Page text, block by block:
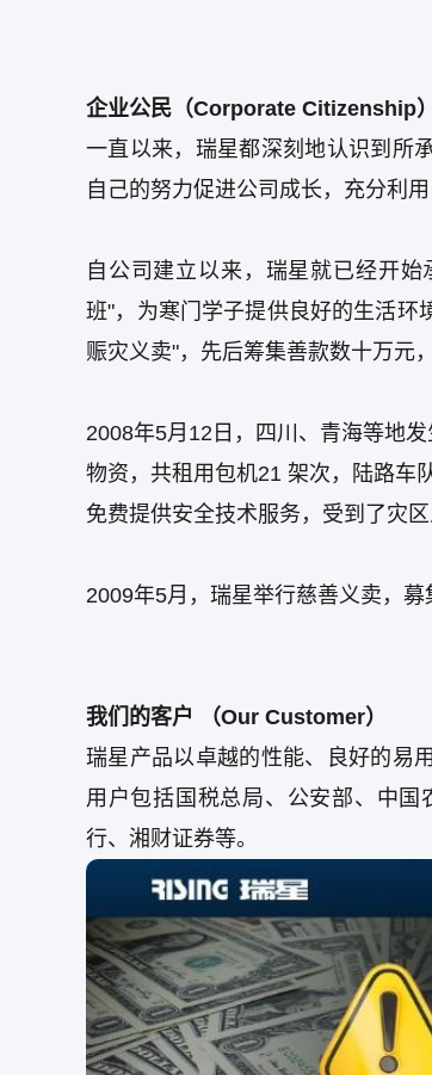
企业公民（Corporate Citizenship）
一直以来，瑞星都深刻地认识到所
自己的努力促进公司成长，充分利
自公司建立以来，瑞星就已经开
班"，为寒门学子提供良好的生活环
赈灾义卖"，先后筹集善款数十万元
2008年5月12日，四川、青海等地
物资，共租用包机21 架次，陆路车
免费提供安全技术服务，受到了灾区
2009年5月，瑞星举行慈善义卖，
我们的客户 （Our Customer）
瑞星产品以卓越的性能、良好的易
用户包括国税总局、公安部、中
行、湘财证券等。